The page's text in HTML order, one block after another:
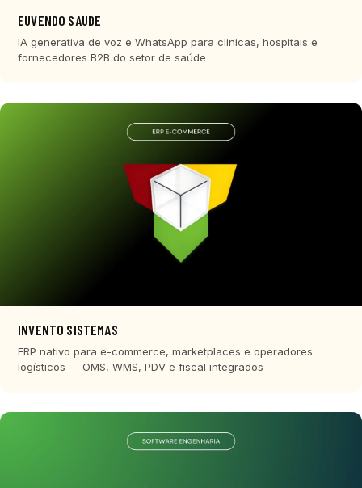
EUVENDO SAUDE
IA generativa de voz e WhatsApp para clinicas, hospitais e
fornecedores B2B do setor de saúde
INVENTO SISTEMAS
ERP nativo para e-commerce, marketplaces e operadores
logísticos — OMS, WMS, PDV e fiscal integrados